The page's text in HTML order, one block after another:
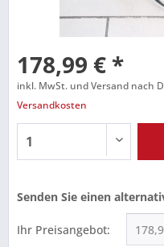
178,99 € *
inkl. MwSt. und Versand nach
Versandkosten
Senden Sie einen
Ihr Preisangebot: